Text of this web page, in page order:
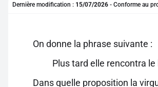
Se connecter
S'inscrire gratuitement
Pour profiter de 10 contenus
Dernière modification : 15/07/2026 - Conforme au
On donne la phrase suivante :
Plus tard elle rencontra le
Dans quelle proposition la